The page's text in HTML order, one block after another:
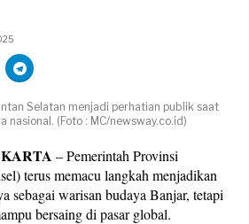
Selatan menjadi perhatian publik saat
nasional. (Foto : MC/newsway.co.id)
– Pemerintah Provinsi
terus memacu langkah menjadikan
sebagai warisan budaya Banjar, tetapi
bersaing di pasar global.